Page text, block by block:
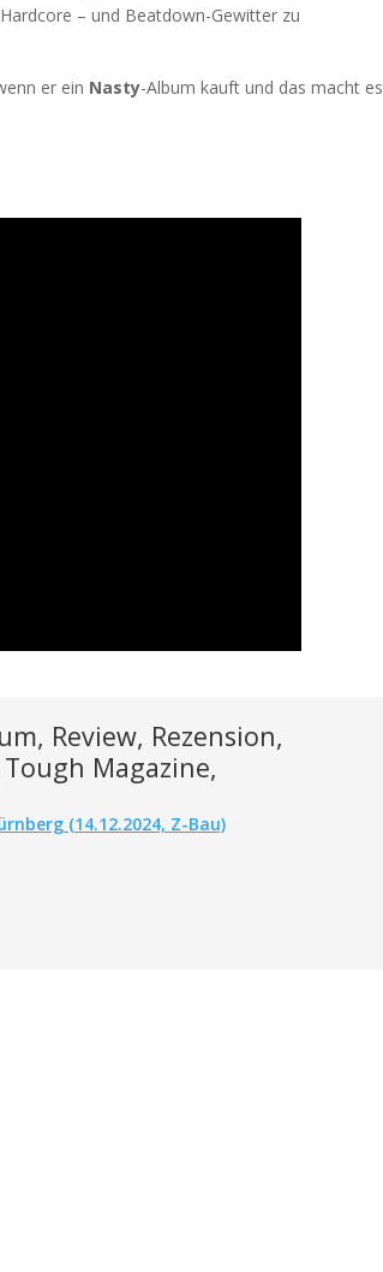
– und Beatdown-Gewitter zu
er ein Nasty-Album kauft und das macht es
Review, Rezension,
Magazine,
(14.12.2024, Z-Bau)